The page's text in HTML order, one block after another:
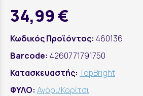
34,99 €
Κωδικός Προϊόντος: 460136
Barcode: 4260771791750
Κατασκευαστής: TopBright
ΦΥΛΟ: Αγόρι/Κορίτσι